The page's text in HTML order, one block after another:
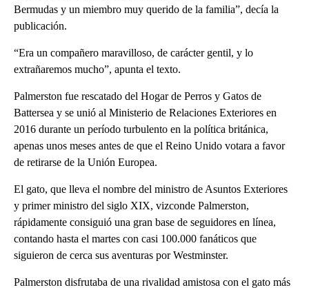
Bermudas y un miembro muy querido de la familia”, decía la
publicación.
“Era un compañero maravilloso, de carácter gentil, y lo
extrañaremos mucho”, apunta el texto.
Palmerston fue rescatado del Hogar de Perros y Gatos de
Battersea y se unió al Ministerio de Relaciones Exteriores en
2016 durante un período turbulento en la política británica,
apenas unos meses antes de que el Reino Unido votara a favor
de retirarse de la Unión Europea.
El gato, que lleva el nombre del ministro de Asuntos Exteriores
y primer ministro del siglo XIX, vizconde Palmerston,
rápidamente consiguió una gran base de seguidores en línea,
contando hasta el martes con casi 100.000 fanáticos que
siguieron de cerca sus aventuras por Westminster.
Palmerston disfrutaba de una rivalidad amistosa con el gato más